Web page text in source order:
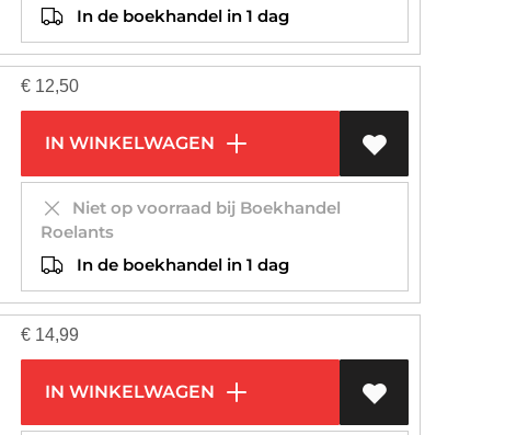
In de boekhandel in 1 dag
€ 12,50
IN WINKELWAGEN
Niet op voorraad bij Boekhandel
Roelants
In de boekhandel in 1 dag
€ 14,99
IN WINKELWAGEN